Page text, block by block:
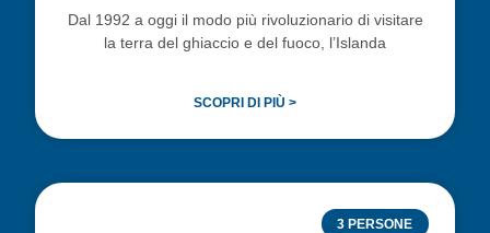
Dal 1992 a oggi il modo più rivoluzionario di visitare
la terra del ghiaccio e del fuoco, l’Islanda
SCOPRI DI PIÙ >
3 PERSONE